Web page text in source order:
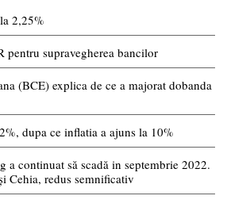
2,25%
supravegherea bancilor
(BCE) explica de ce a majorat dobanda
dupa ce inflatia a ajuns la 10%
a continuat să scadă in septembrie 2022.
Cehia, redus semnificativ